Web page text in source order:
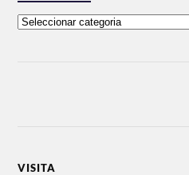
VISITA